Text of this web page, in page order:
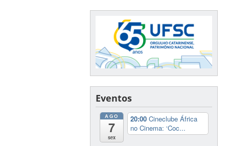
Eventos
AGO
7
sex
20:00Cineclube África
no Cinema: ‘Coc...